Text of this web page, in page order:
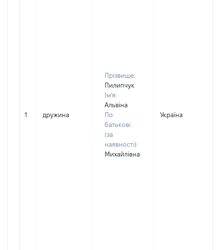
1 дружина
Прізвище:
Пилипчук
Ім'я:
Альвіна
По
батькові
(за
наявності):
Михайлівна
Україна